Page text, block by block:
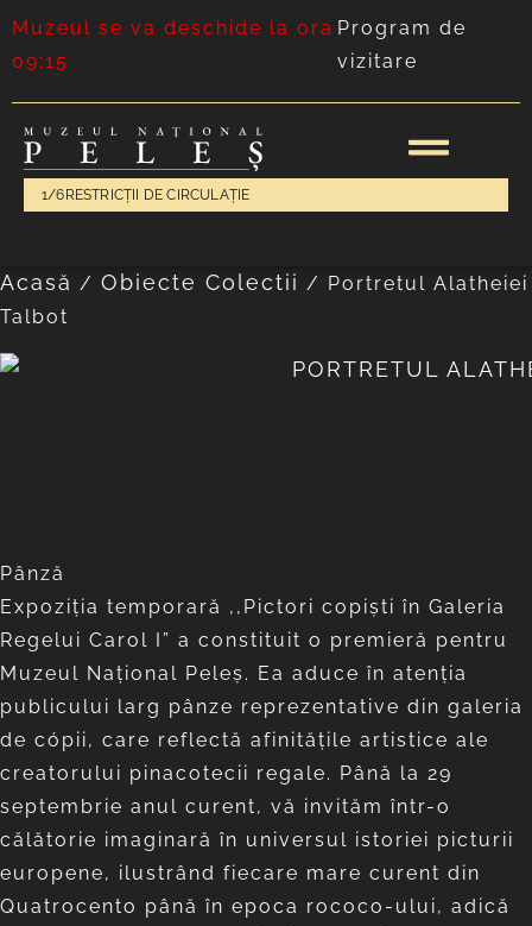
Muzeul se va deschide la ora
09:15
Program de
vizitare
1/6 RESTRICȚII DE CIRCULAȚIE
Acasă / Obiecte Colectii / Portretul Alatheiei
Talbot
Pânză
Expoziţia temporară ,,Pictori copiști în Galeria
Regelui Carol I” a constituit o premieră pentru
Muzeul Național Peleș. Ea aduce în atenţia
publicului larg pânze reprezentative din galeria
de cópii, care reflectă afinităţile artistice ale
creatorului pinacotecii regale. Până la 29
septembrie anul curent, vă invităm într-o
călătorie imaginară în universul istoriei picturii
europene, ilustrând fiecare mare curent din
Quatrocento până în epoca rococo-ului, adică